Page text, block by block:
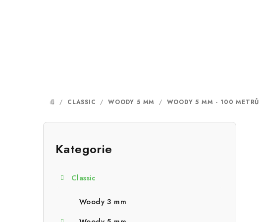
DOMŮ
/ CLASSIC / WOODY 5 MM / WOODY 5 MM - 100 METRŮ
P
Přeskočit
Kategorie
Classic
Woody 3 mm